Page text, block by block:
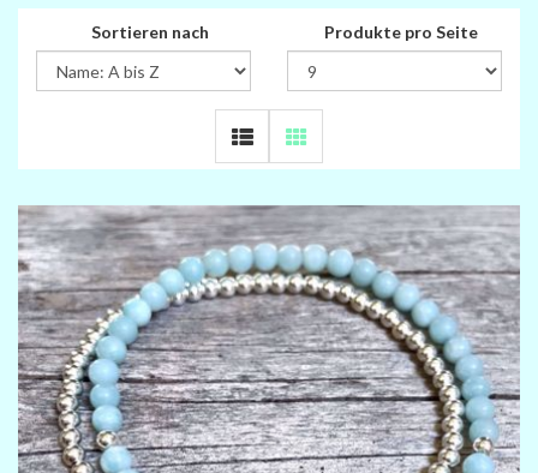
Sortieren nach Produkte pro Seite